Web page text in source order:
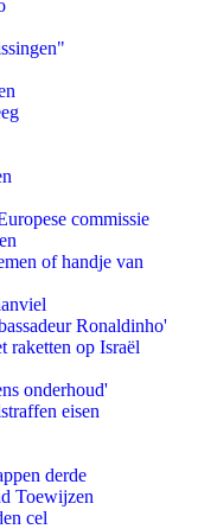
commissie
of handje van
Ronaldinho'
raketten op Israël
onderhoud'
eisen
derde
Toewijzen
cel